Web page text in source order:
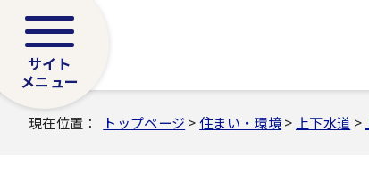
サイト
メニュー
現在位置： トップページ >住まい・環境> 上下水道 >